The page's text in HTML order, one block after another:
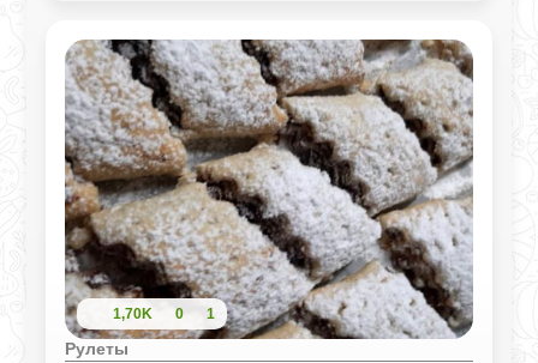
1,70K 0 1
Рулеты